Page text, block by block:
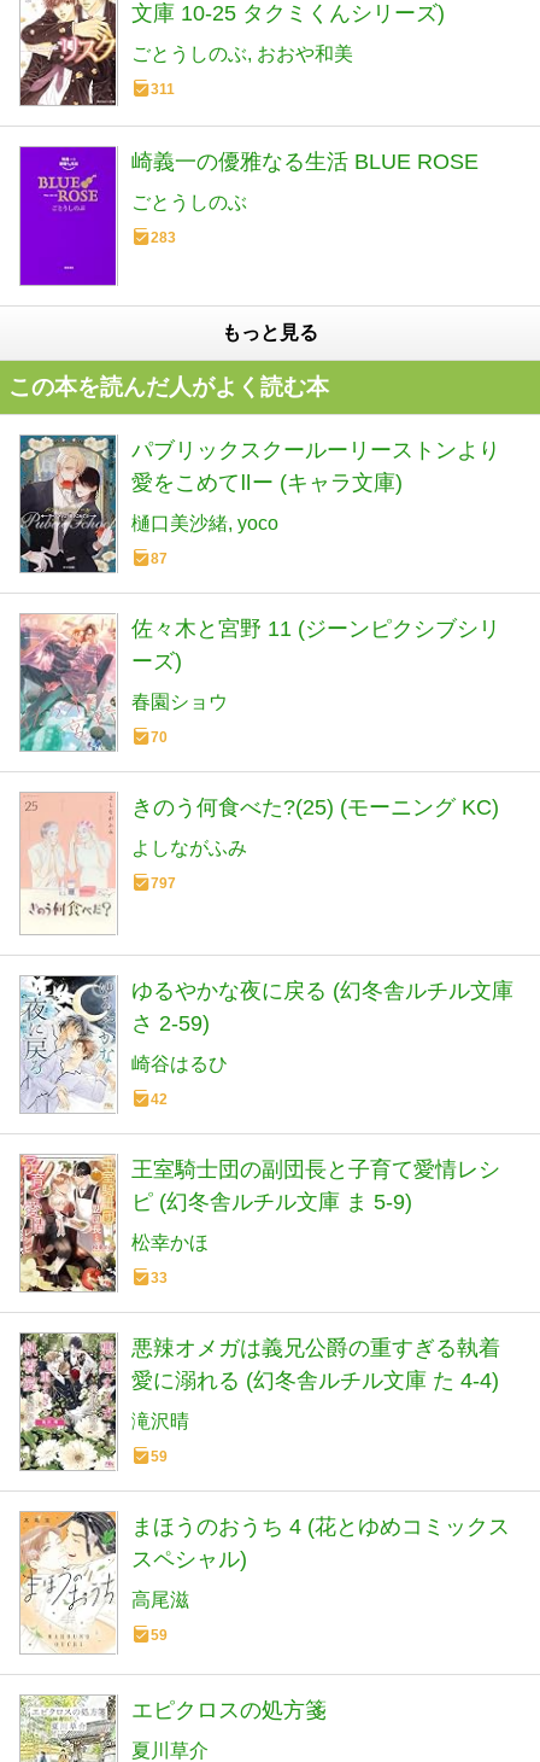
文庫 10-25 タクミくんシリーズ)
ごとうしのぶ おおや和美
311
崎義一の優雅なる生活 BLUE ROSE
ごとうしのぶ
283
もっと見る
この本を読んだ人がよく読む本
パブリックスクールーリーストンより
愛をこめてⅡー (キャラ文庫)
樋口美沙緒 yoco
87
佐々木と宮野 11 (ジーンピクシブシリ
ーズ)
春園ショウ
70
きのう何食べた?(25) (モーニング KC)
よしながふみ
797
ゆるやかな夜に戻る (幻冬舎ルチル文庫
さ 2-59)
崎谷はるひ
42
王室騎士団の副団長と子育て愛情レシ
ピ (幻冬舎ルチル文庫 ま 5-9)
松幸かほ
33
悪辣オメガは義兄公爵の重すぎる執着
愛に溺れる (幻冬舎ルチル文庫 た 4-4)
滝沢晴
59
まほうのおうち 4 (花とゆめコミックス
スペシャル)
高尾滋
59
エピクロスの処方箋
夏川草介